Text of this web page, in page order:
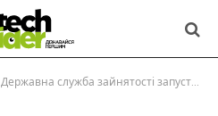
Державна служба зайнятості запустила власний ШІ для пошуку роботи